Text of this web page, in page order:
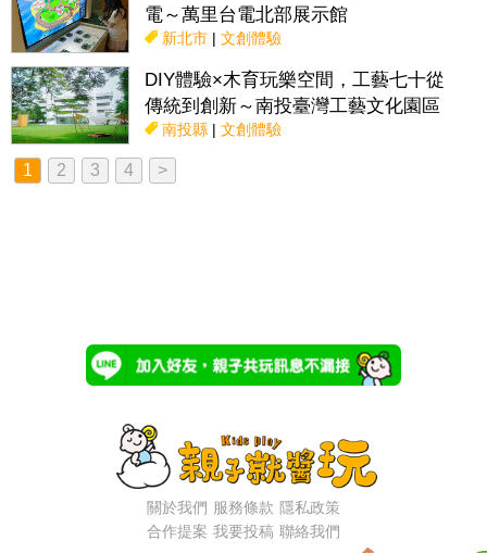
電～萬里台電北部展示館
新北市| 文創體驗
DIY體驗×木育玩樂空間，工藝七十從
傳統到創新～南投臺灣工藝文化園區
南投縣| 文創體驗
1 2 3 4 >
關於我們 服務條款 隱私政策
合作提案 我要投稿 聯絡我們